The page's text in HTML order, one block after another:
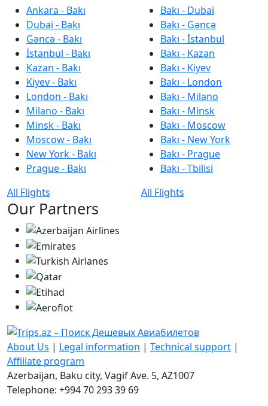
Ankara - Bakı
Dubai - Bakı
Gəncə - Bakı
İstanbul - Bakı
Kazan - Bakı
Kiyev - Bakı
London - Bakı
Milano - Bakı
Minsk - Bakı
Moscow - Bakı
New York - Bakı
Prague - Bakı
All Flights
Bakı - Dubai
Bakı - Gəncə
Bakı - İstanbul
Bakı - Kazan
Bakı - Kiyev
Bakı - London
Bakı - Milano
Bakı - Minsk
Bakı - Moscow
Bakı - New York
Bakı - Prague
Bakı - Tbilisi
All Flights
Our Partners
About Us | Legal information | Technical support |
Affiliate program
Azerbaijan, Baku city, Vagif Ave. 5, AZ1007
Telephone: +994 70 293 39 69